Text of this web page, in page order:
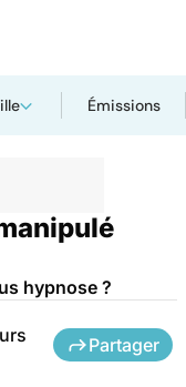
Émissions
hypnose ?
Partager